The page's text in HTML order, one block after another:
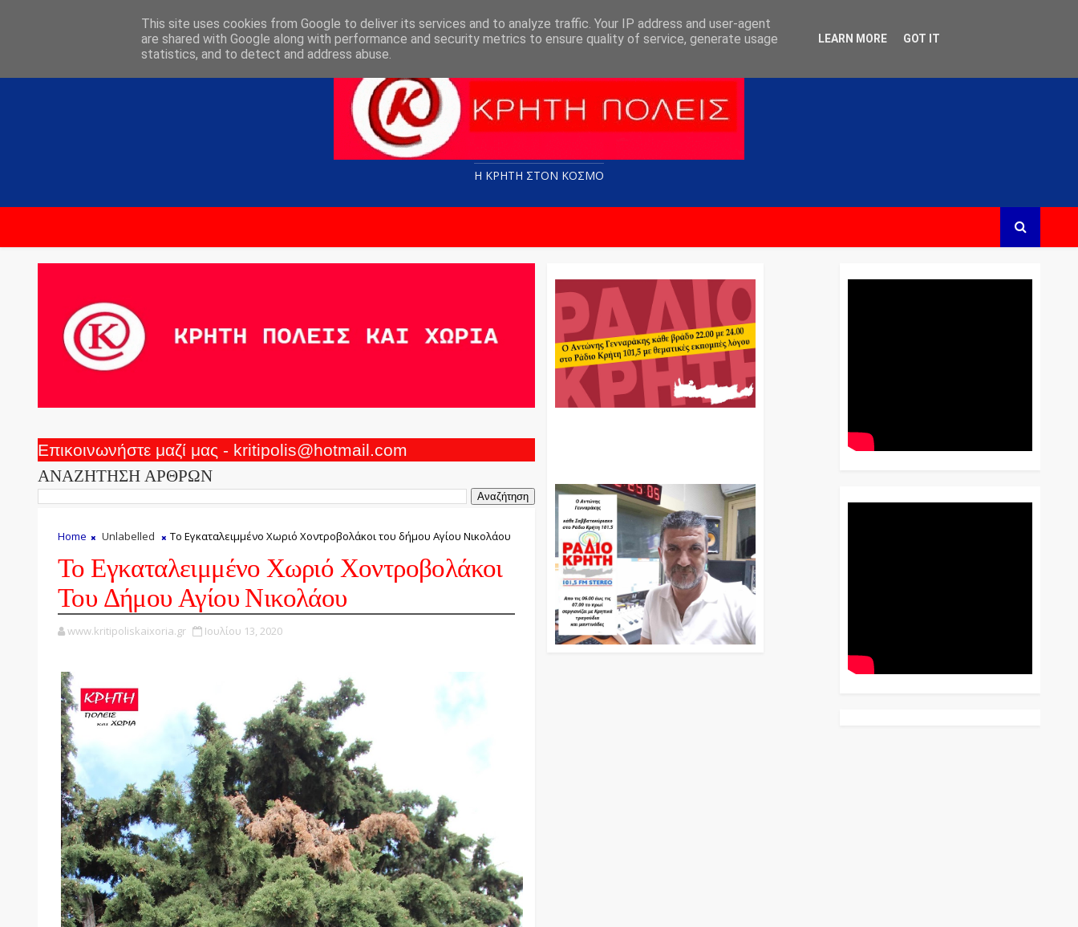
Η ΚΡΗΤΗ ΣΤΟN KOΣΜΟ
Επικοινωνήστε μαζί μας - kritipolis@hotmail.com
ΑΝΑΖΗΤΗΣΗ ΑΡΘΡΩΝ
Home Unlabelled Το Εγκαταλειμμένο Χωριό Χοντροβολάκοι του δήμου Αγίου Νικολάου
Το Εγκαταλειμμένο Χωριό Χοντροβολάκοι
Του Δήμου Αγίου Νικολάου
www.kritipoliskaixoria.gr Ιουλίου 13, 2020
This site uses cookies from Google to deliver its services and to analyze traffic. Your IP address and user-agent
are shared with Google along with performance and security metrics to ensure quality of service, generate usage
statistics, and to detect and address abuse.
LEARN MORE GOT IT